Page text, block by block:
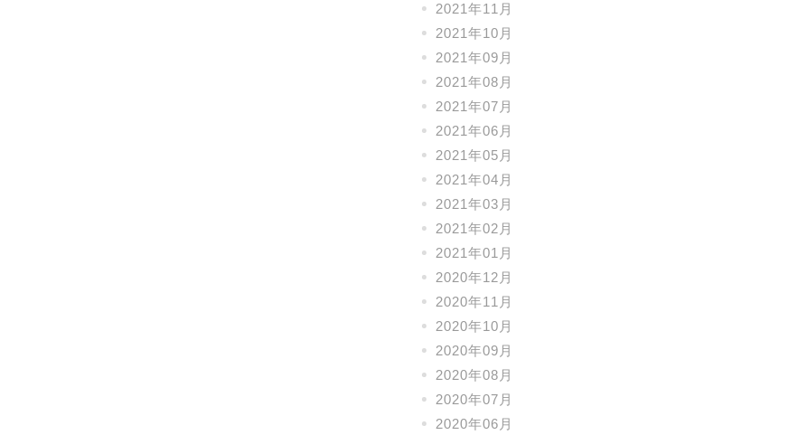
2021年11月
2021年10月
2021年09月
2021年08月
2021年07月
2021年06月
2021年05月
2021年04月
2021年03月
2021年02月
2021年01月
2020年12月
2020年11月
2020年10月
2020年09月
2020年08月
2020年07月
2020年06月